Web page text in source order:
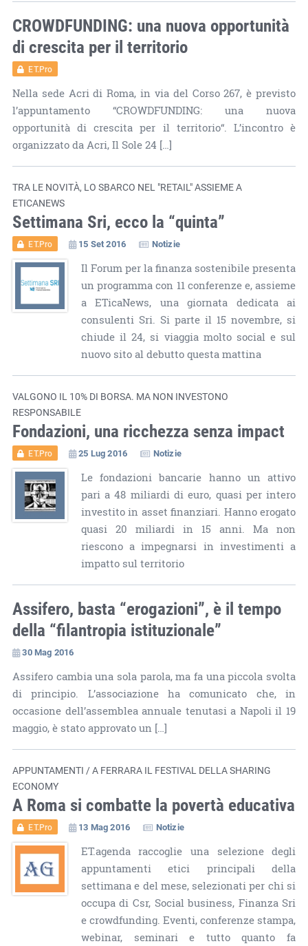
CROWDFUNDING: una nuova opportunità
di crescita per il territorio
ET.Pro
Nella sede Acri di Roma, in via del Corso 267, è previsto
l’appuntamento “CROWDFUNDING: una nuova
opportunità di crescita per il territorio“. L’incontro è
organizzato da Acri, Il Sole 24 […]
TRA LE NOVITÀ, LO SBARCO NEL "RETAIL" ASSIEME A
ETICANEWS
Settimana Sri, ecco la “quinta”
ET.Pro 15 Set 2016 Notizie
Il Forum per la finanza sostenibile presenta
un programma con 11 conferenze e, assieme
a ETicaNews, una giornata dedicata ai
consulenti Sri. Si parte il 15 novembre, si
chiude il 24, si viaggia molto social e sul
nuovo sito al debutto questa mattina
VALGONO IL 10% DI BORSA. MA NON INVESTONO
RESPONSABILE
Fondazioni, una ricchezza senza impact
ET.Pro 25 Lug 2016 Notizie
Le fondazioni bancarie hanno un attivo
pari a 48 miliardi di euro, quasi per intero
investito in asset finanziari. Hanno erogato
quasi 20 miliardi in 15 anni. Ma non
riescono a impegnarsi in investimenti a
impatto sul territorio
Assifero, basta “erogazioni”, è il tempo
della “filantropia istituzionale”
30 Mag 2016
Assifero cambia una sola parola, ma fa una piccola svolta
di principio. L’associazione ha comunicato che, in
occasione dell’assemblea annuale tenutasi a Napoli il 19
maggio, è stato approvato un […]
APPUNTAMENTI / A FERRARA IL FESTIVAL DELLA SHARING
ECONOMY
A Roma si combatte la povertà educativa
ET.Pro 13 Mag 2016 Notizie
ET.agenda raccoglie una selezione degli
appuntamenti etici principali della
settimana e del mese, selezionati per chi si
occupa di Csr, Social business, Finanza Sri
e crowdfunding. Eventi, conferenze stampa,
webinar, seminari e tutto quanto fa